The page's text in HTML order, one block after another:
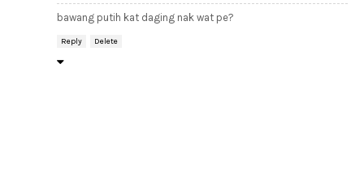
bawang putih kat daging nak wat pe?
Reply Delete